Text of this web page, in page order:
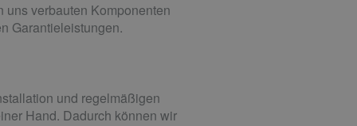
verbauten Komponenten
Garantieleistungen.
und regelmäßigen
Hand. Dadurch können wir